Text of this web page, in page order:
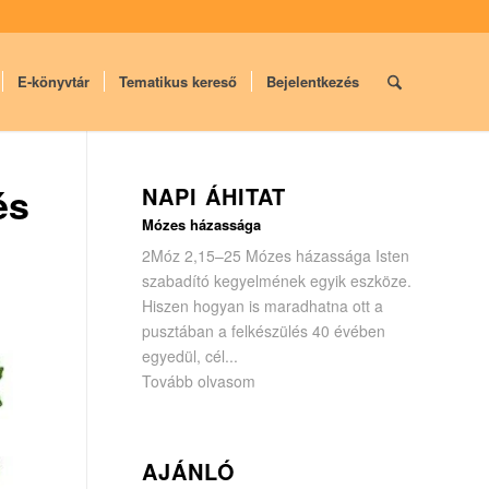
E-könyvtár Tematikus kereső Bejelentkezés
NAPI ÁHITAT
Mózes házassága
2Móz 2,15–25 Mózes házassága Isten
szabadító kegyelmének egyik eszköze.
Hiszen hogyan is maradhatna ott a
pusztában a felkészülés 40 évében
egyedül, cél...
Tovább olvasom
AJÁNLÓ